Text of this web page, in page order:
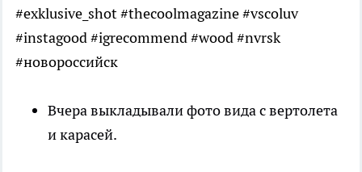
#exklusive_shot #thecoolmagazine #vscoluv
#instagood #igrecommend #wood #nvrsk
#новороссийск
Вчера выкладывали фото вида с вертолета
и карасей.